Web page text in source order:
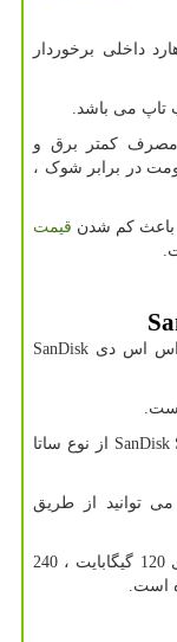
داخلی برخوردار
تاپ می باشد.
کمتر برق و
در برابر شوک ،
باعث کم شدن قیمت
اس اس دی SanDisk
SanDisk از نوع ساتا
می توانید از طریق
در ظرفیت های 120 گیگابایت ، 240